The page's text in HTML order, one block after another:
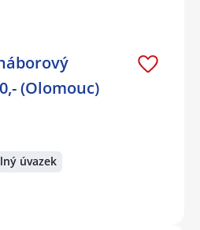
(Olomouc)
úvazek